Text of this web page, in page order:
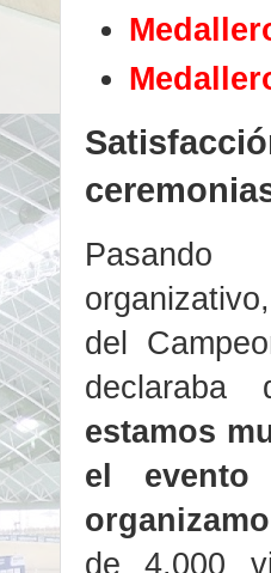
del
declaraba
estamos
el
de 4.000